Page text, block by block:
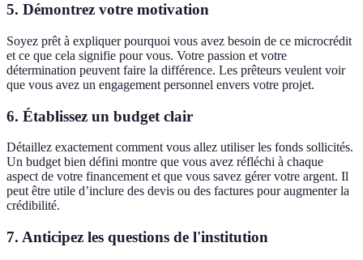
5. Démontrez votre motivation
Soyez prêt à expliquer pourquoi vous avez besoin de ce microcrédit
et ce que cela signifie pour vous. Votre passion et votre
détermination peuvent faire la différence. Les prêteurs veulent voir
que vous avez un engagement personnel envers votre projet.
6. Établissez un budget clair
Détaillez exactement comment vous allez utiliser les fonds sollicités.
Un budget bien défini montre que vous avez réfléchi à chaque
aspect de votre financement et que vous savez gérer votre argent. Il
peut être utile d’inclure des devis ou des factures pour augmenter la
crédibilité.
7. Anticipez les questions de l'institution